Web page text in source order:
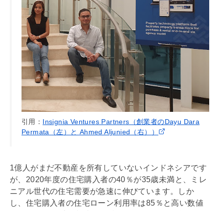
引用： Insignia Ventures Partners（創業者のDayu Dara
Permata（左）と Ahmed Aljunied（右））
1億人がまだ不動産を所有していないインドネシアです
が、2020年度の住宅購入者の40％が35歳未満と、ミレ
ニアル世代の住宅需要が急速に伸びています。しか
し、住宅購入者の住宅ローン利用率は85％と高い数値